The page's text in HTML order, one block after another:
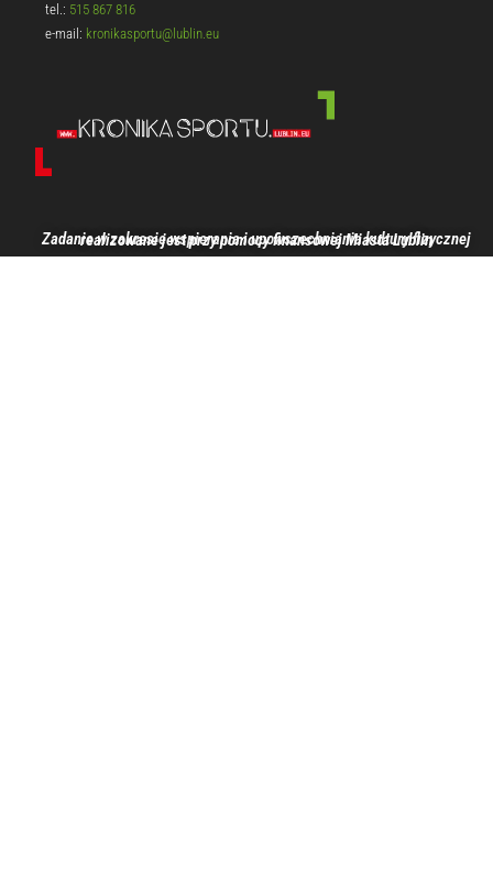
tel.: 515 867 816
e-mail: kronikasportu@lublin.eu
Zadanie w zakresie wspierania i upowszechniania kultury fizycznej realizowane jest przy pomocy finansowej Miasta Lublin